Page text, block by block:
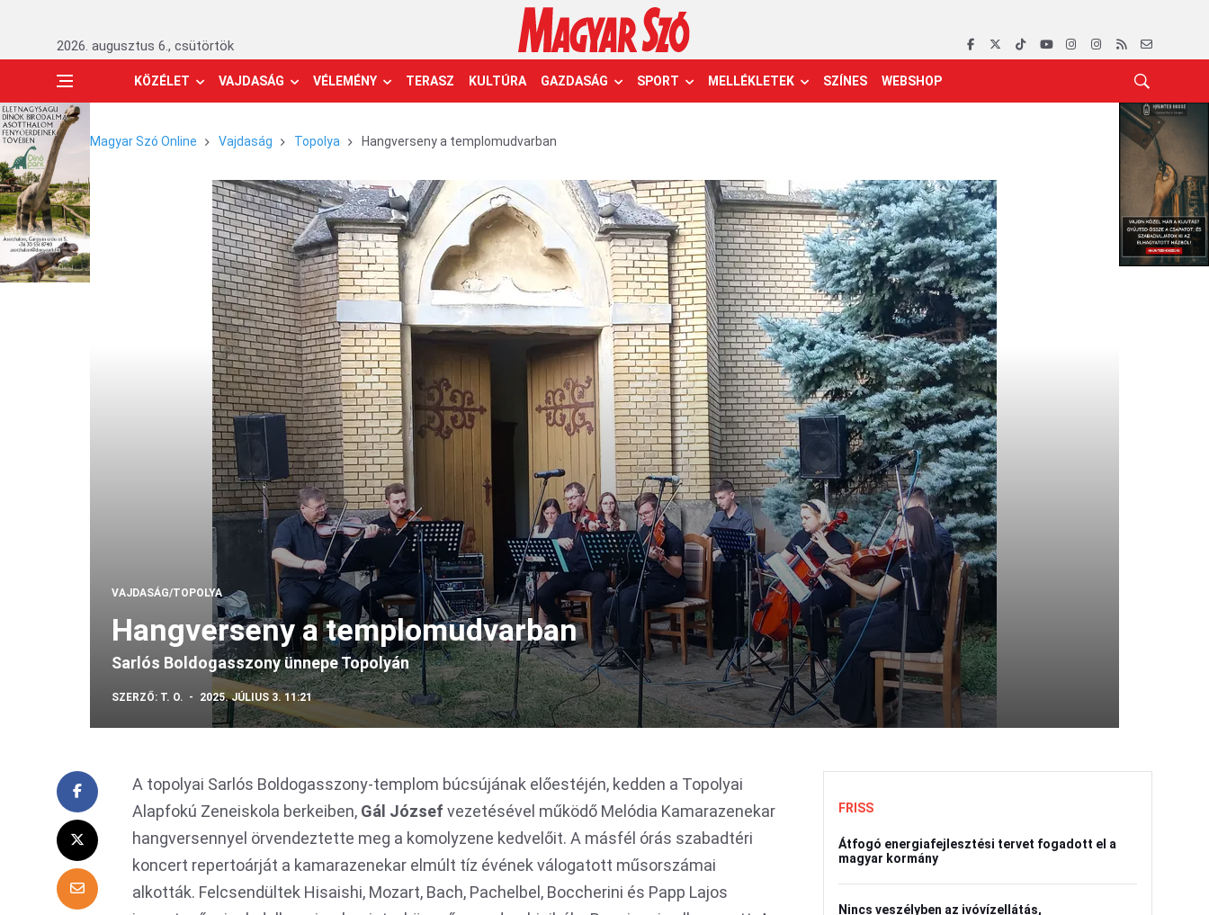
2026. augusztus 6., csütörtök
KÖZÉLET VAJDASÁG VÉLEMÉNY TERASZ KULTÚRA GAZDASÁG SPORT MELLÉKLETEK SZÍNES WEBSHOP
Magyar Szó Online Vajdaság Topolya Hangverseny a templomudvarban
VAJDASÁG/TOPOLYA
Hangverseny a templomudvarban
Sarlós Boldogasszony ünnepe Topolyán
SZERZŐ: T. O. 2025. JÚLIUS 3. 11:21
A topolyai Sarlós Boldogasszony-templom búcsújának előestéjén, kedden a Topolyai
Alapfokú Zeneiskola berkeiben, Gál József vezetésével működő Melódia Kamarazenekar
hangversennyel örvendeztette meg a komolyzene kedvelőit. A másfél órás szabadtéri
koncert repertoárját a kamarazenekar elmúlt tíz évének válogatott műsorszámai
alkották. Felcsendültek Hisaishi, Mozart, Bach, Pachelbel, Boccherini és Papp Lajos
FRISS
Átfogó energiafejlesztési tervet fogadott el a
magyar kormány
Nincs veszélyben az ivóvízellátás,